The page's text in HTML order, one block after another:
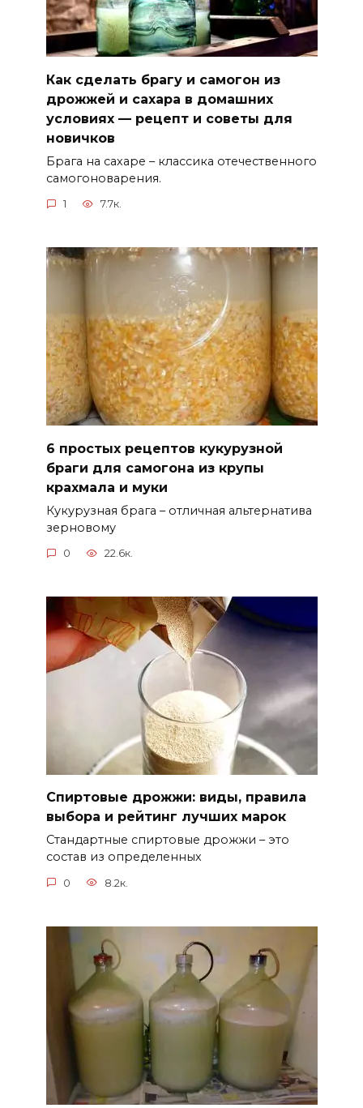
Как сделать брагу и самогон из
дрожжей и сахара в домашних
условиях — рецепт и советы для
новичков
Брага на сахаре – классика отечественного
самогоноварения.
1 7.7к.
6 простых рецептов кукурузной
браги для самогона из крупы
крахмала и муки
Кукурузная брага – отличная альтернатива
зерновому
0 22.6к.
Спиртовые дрожжи: виды, правила
выбора и рейтинг лучших марок
Стандартные спиртовые дрожжи – это
состав из определенных
0 8.2к.